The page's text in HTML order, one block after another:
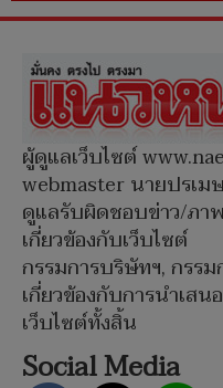
ผู้ดูแลเว็บไซต์
webmaster นายปรเม
ดูแลรับผิดชอบข่าว/ภ
เกี่ยวข้องกับเว็บไซต์
กรรมการบริษัทฯ, กรร
เกี่ยวข้องกับการนำเส
เว็บไซต์ทั้งสิ้น
Social Media